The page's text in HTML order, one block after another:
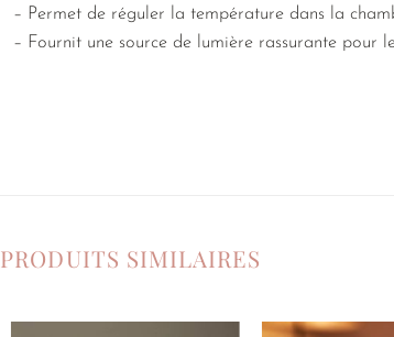
– Permet de réguler la température dans la
– Fournit une source de lumière rassurante pour
PRODUITS SIMILAIRES